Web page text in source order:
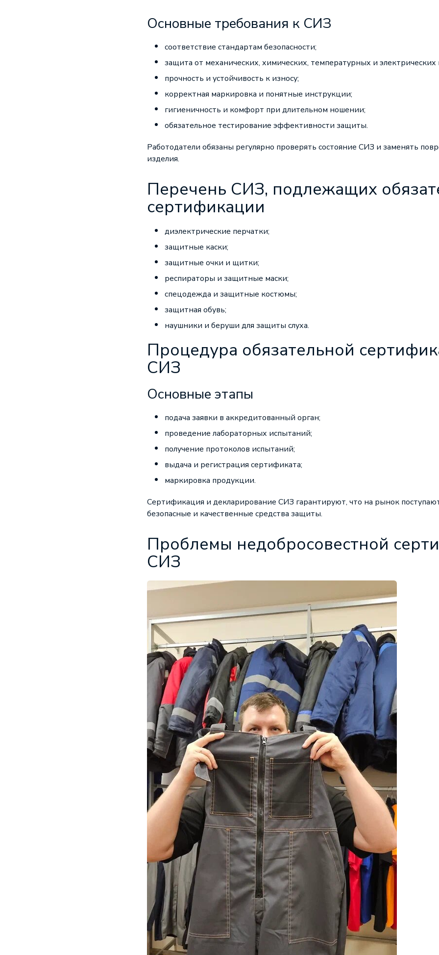
Основные требования к СИЗ
соответствие стандартам безопасности;
защита от механических, химических, температурных и электрических
прочность и устойчивость к износу;
корректная маркировка и понятные инструкции;
гигиеничность и комфорт при длительном ношении;
обязательное тестирование эффективности защиты.
Работодатели обязаны регулярно проверять состояние СИЗ и заменять
изделия.
Перечень СИЗ, подлежащих
сертификации
диэлектрические перчатки;
защитные каски;
защитные очки и щитки;
респираторы и защитные маски;
спецодежда и защитные костюмы;
защитная обувь;
наушники и беруши для защиты слуха.
Процедура обязательной
СИЗ
Основные этапы
подача заявки в аккредитованный орган;
проведение лабораторных испытаний;
получение протоколов испытаний;
выдача и регистрация сертификата;
маркировка продукции.
Сертификация и декларирование СИЗ гарантируют, что на рынок
безопасные и качественные средства защиты.
Проблемы недобросовестной
СИЗ